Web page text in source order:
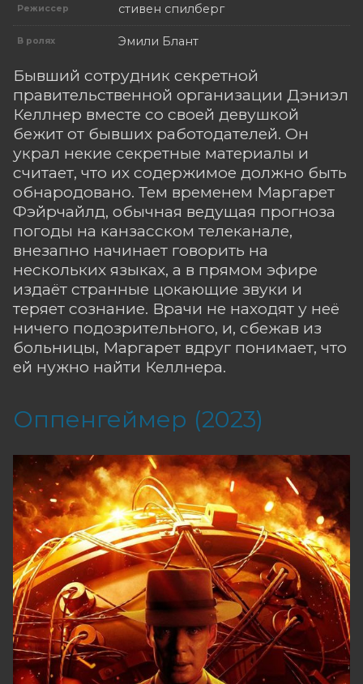
Режиссер стивен спилберг
В ролях Эмили Блант
Бывший сотрудник секретной
правительственной организации Дэниэл
Келлнер вместе со своей девушкой
бежит от бывших работодателей. Он
украл некие секретные материалы и
считает, что их содержимое должно быть
обнародовано. Тем временем Маргарет
Фэйрчайлд, обычная ведущая прогноза
погоды на канзасском телеканале,
внезапно начинает говорить на
нескольких языках, а в прямом эфире
издаёт странные цокающие звуки и
теряет сознание. Врачи не находят у неё
ничего подозрительного, и, сбежав из
больницы, Маргарет вдруг понимает, что
ей нужно найти Келлнера.
Оппенгеймер (2023)